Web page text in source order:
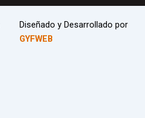
Diseñado y Desarrollado por
GYFWEB